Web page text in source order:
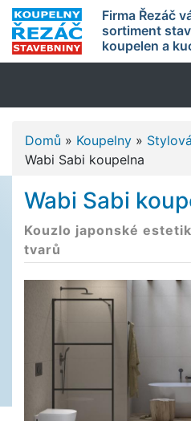
Firma Řezáč
sortiment
koupelen a
Domů » Koupelny »
Wabi Sabi koupelna
Wabi Sabi
Kouzlo japonské
tvarů